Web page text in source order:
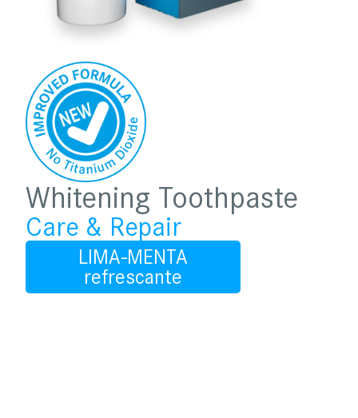
Whitening Toothpaste
Care & Repair
LIMA-MENTA
refrescante